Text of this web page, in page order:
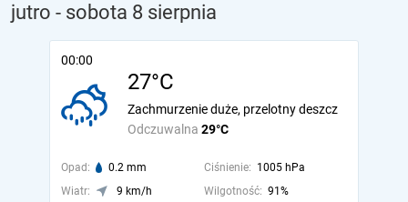
jutro - sobota 8 sierpnia
00:00
27°C
Odczuwalna 29°C
Zachmurzenie duże, przelotny deszcz
Opad: 0.2 mm Ciśnienie: 1005 hPa
Wiatr:
9 km/h Wilgotność: 91%